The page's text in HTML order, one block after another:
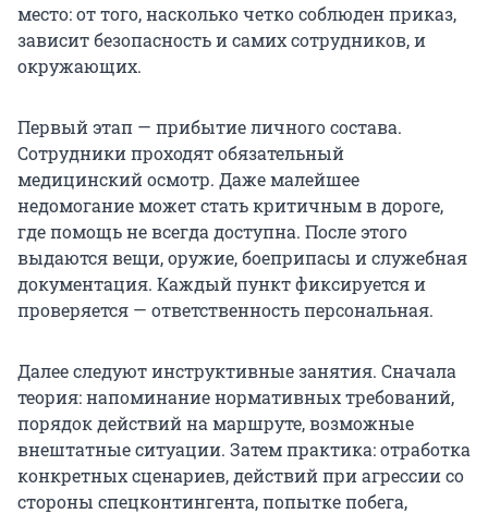
место: от того, насколько четко соблюден приказ,
зависит безопасность и самих сотрудников, и
окружающих.
Первый этап — прибытие личного состава.
Сотрудники проходят обязательный
медицинский осмотр. Даже малейшее
недомогание может стать критичным в дороге,
где помощь не всегда доступна. После этого
выдаются вещи, оружие, боеприпасы и служебная
документация. Каждый пункт фиксируется и
проверяется — ответственность персональная.
Далее следуют инструктивные занятия. Сначала
теория: напоминание нормативных требований,
порядок действий на маршруте, возможные
внештатные ситуации. Затем практика: отработка
конкретных сценариев, действий при агрессии со
стороны спецконтингента, попытке побега,